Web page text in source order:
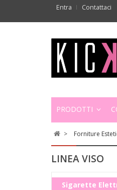
Entra Contattaci
PRODOTTI
> Forniture
LINEA VISO
Sigarette